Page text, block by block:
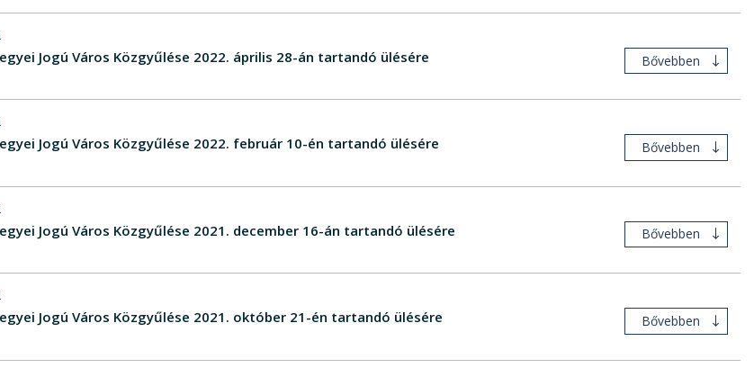
Jogú Város Közgyűlése 2022. április 28-án tartandó ülésére Bővebben
Jogú Város Közgyűlése 2022. február 10-én tartandó ülésére Bővebben
Jogú Város Közgyűlése 2021. december 16-án tartandó ülésére Bővebben
Jogú Város Közgyűlése 2021. október 21-én tartandó ülésére Bővebben